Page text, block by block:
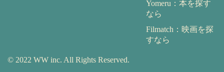
Yomeru：本を探す
なら
Filmatch：映画を探
すなら
© 2022 WW inc. All Rights Reserved.